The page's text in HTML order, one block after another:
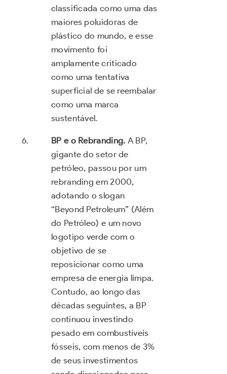
classificada como uma das
maiores poluidoras de
plástico do mundo, e esse
movimento foi
amplamente criticado
como uma tentativa
superficial de se reembalar
como uma marca
sustentável.
BP e o Rebranding. A BP,
gigante do setor de
petróleo, passou por um
rebranding em 2000,
adotando o slogan
“Beyond Petroleum” (Além
do Petróleo) e um novo
logotipo verde com o
objetivo de se
reposicionar como uma
empresa de energia limpa.
Contudo, ao longo das
décadas seguintes, a BP
continuou investindo
pesado em combustíveis
fósseis, com menos de 3%
de seus investimentos